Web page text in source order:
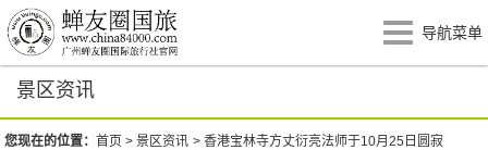
导航菜单
景区资讯
您现在的位置：首页 >景区资讯 >香港宝林寺方丈衍亮法师于10月25日圆寂